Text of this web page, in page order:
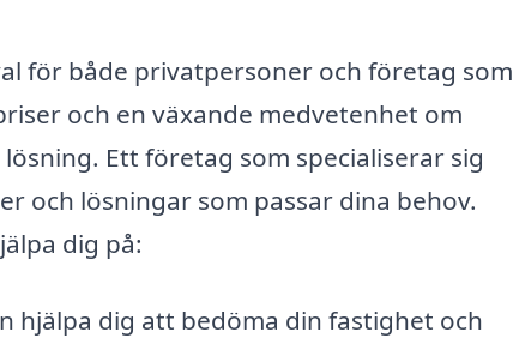
för både privatpersoner och företag som
och en växande medvetenhet om
Ett företag som specialiserar sig
och lösningar som passar dina behov.
dig på:
hjälpa dig att bedöma din fastighet och